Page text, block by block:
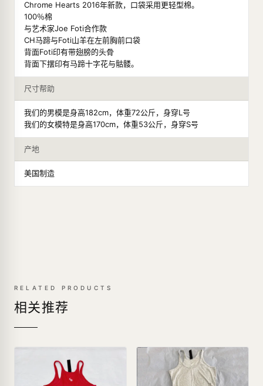
Chrome Hearts 2016年新款，口袋采用更轻型棉。
100％棉
与艺术家Joe Foti合作款
CH马蹄与Foti山羊在左前胸前口袋
背面Foti印有带翅膀的头骨
背面下摆印有马蹄十字花与骷髅。
尺寸帮助
我们的男模是身高182cm，体重72公斤，身穿L号
我们的女模特是身高170cm，体重53公斤，身穿S号
产地
美国制造
RELATED PRODUCTS
相关推荐